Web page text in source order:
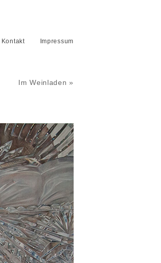
Kontakt Impressum
Im Weinladen »